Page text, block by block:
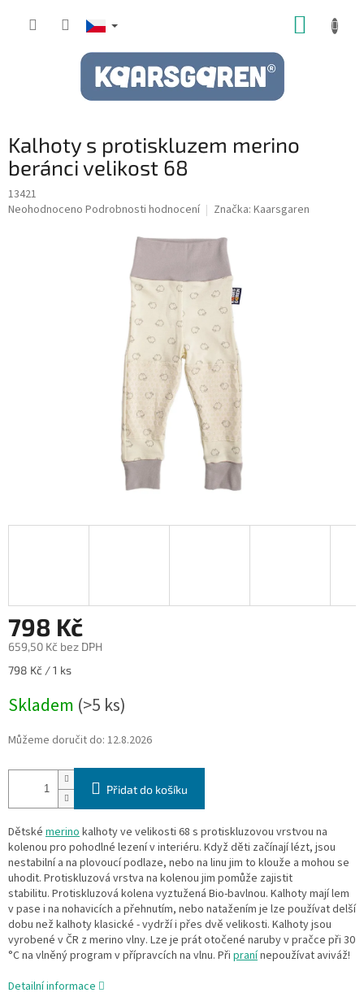
Kalhoty s protiskluzem merino
beránci velikost 68
13421
Průměrné
Neohodnoceno Podrobnosti hodnocení Značka: Kaarsgaren
798 Kč
659,50 Kč bez DPH
Měrná
798 Kč / 1 ks
Skladem (>5 ks)
Můžeme doručit do: 12.8.2026
Přidat do košíku
Dětské merinokalhoty ve velikosti 68 s protiskluzovou vrstvou na
kolenou pro pohodlné lezení v interiéru. Když děti začínají lézt, jsou
nestabilní a na plovoucí podlaze, nebo na linu jim to klouže a mohou se
uhodit. Protiskluzová vrstva na kolenou jim pomůže zajistit
stabilitu. Protiskluzová kolena vyztužená Bio-bavlnou. Kalhoty mají lem
v pase i na nohavicích a přehnutím, nebo natažením je lze používat delší
dobu než kalhoty klasické - vydrží i přes dvě velikosti. Kalhoty jsou
vyrobené v ČR z merino vlny. Lze je prát otočené naruby v pračce při 30
°C na vlněný program v přípravcích na vlnu. Při pranínepoužívat aviváž!
Detailní informace